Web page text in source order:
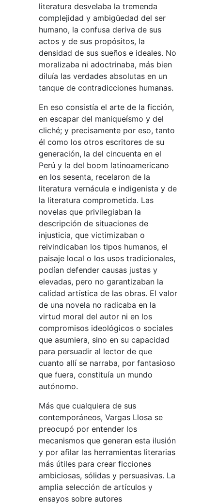
literatura desvelaba la tremenda
complejidad y ambigüedad del ser
humano, la confusa deriva de sus
actos y de sus propósitos, la
densidad de sus sueños e ideales. No
moralizaba ni adoctrinaba, más bien
diluía las verdades absolutas en un
tanque de contradicciones humanas.
En eso consistía el arte de la ficción,
en escapar del maniqueísmo y del
cliché; y precisamente por eso, tanto
él como los otros escritores de su
generación, la del cincuenta en el
Perú y la del boom latinoamericano
en los sesenta, recelaron de la
literatura vernácula e indigenista y de
la literatura comprometida. Las
novelas que privilegiaban la
descripción de situaciones de
injusticia, que victimizaban o
reivindicaban los tipos humanos, el
paisaje local o los usos tradicionales,
podían defender causas justas y
elevadas, pero no garantizaban la
calidad artística de las obras. El valor
de una novela no radicaba en la
virtud moral del autor ni en los
compromisos ideológicos o sociales
que asumiera, sino en su capacidad
para persuadir al lector de que
cuanto allí se narraba, por fantasioso
que fuera, constituía un mundo
autónomo.
Más que cualquiera de sus
contemporáneos, Vargas Llosa se
preocupó por entender los
mecanismos que generan esta ilusión
y por afilar las herramientas literarias
más útiles para crear ficciones
ambiciosas, sólidas y persuasivas. La
amplia selección de artículos y
ensayos sobre autores